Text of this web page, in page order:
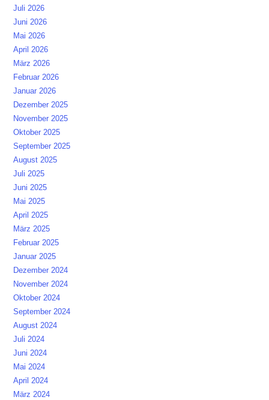
Juli 2026
Juni 2026
Mai 2026
April 2026
März 2026
Februar 2026
Januar 2026
Dezember 2025
November 2025
Oktober 2025
September 2025
August 2025
Juli 2025
Juni 2025
Mai 2025
April 2025
März 2025
Februar 2025
Januar 2025
Dezember 2024
November 2024
Oktober 2024
September 2024
August 2024
Juli 2024
Juni 2024
Mai 2024
April 2024
März 2024